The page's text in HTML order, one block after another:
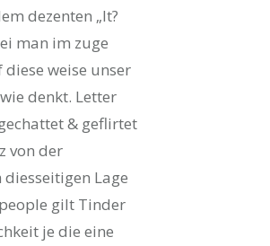
dezenten „It?
man im zuge
weise unser
denkt. Letter
& geflirtet
von der
Lage
gilt Tinder
je die eine